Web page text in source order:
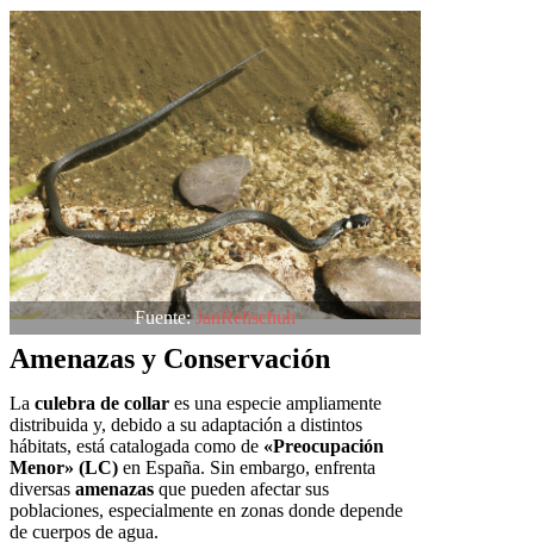
Fuente:JanRehschuh
Amenazas y Conservación
La culebra de collar es una especie ampliamente
distribuida y, debido a su adaptación a distintos
hábitats, está catalogada como de «Preocupación
Menor» (LC) en España. Sin embargo, enfrenta
diversas amenazas que pueden afectar sus
poblaciones, especialmente en zonas donde depende
de cuerpos de agua.